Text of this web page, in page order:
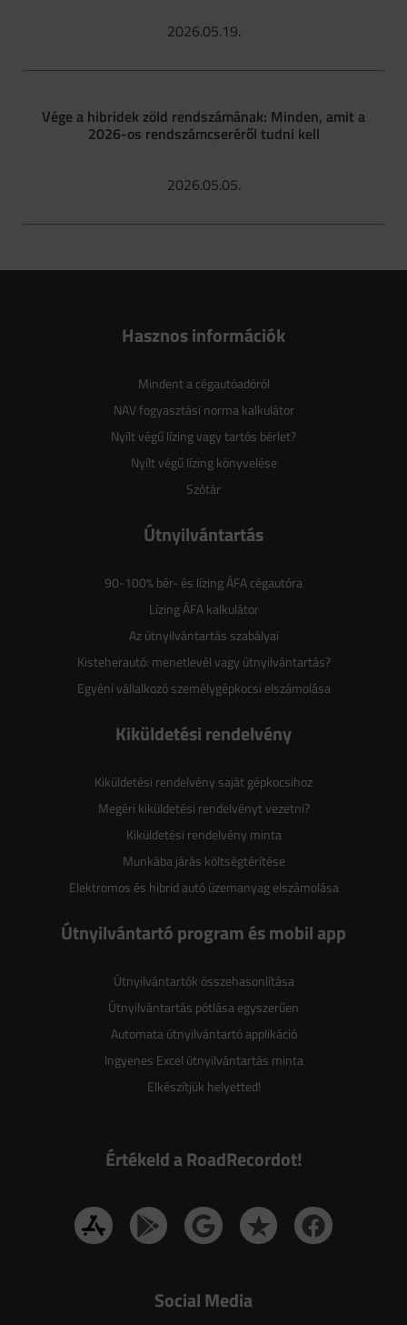
2026.05.19.
Vége a hibridek zöld rendszámának: Minden, amit a
2026-os rendszámcseréről tudni kell
2026.05.05.
Hasznos információk
Mindent a cégautóadóról
NAV fogyasztási norma kalkulátor
Nyílt végű lízing vagy tartós bérlet?
Nyílt végű lízing könyvelése
Szótár
Útnyilvántartás
90-100% bér- és lízing ÁFA cégautóra
Lízing ÁFA kalkulátor
Az útnyilvántartás szabályai
Kisteherautó: menetlevél vagy útnyilvántartás?
Egyéni vállalkozó személygépkocsi elszámolása
Kiküldetési rendelvény
Kiküldetési rendelvény saját gépkocsihoz
Megéri kiküldetési rendelvényt vezetni?
Kiküldetési rendelvény minta
Munkába járás költségtérítése
Elektromos és hibrid autó üzemanyag elszámolása
Útnyilvántartó program és mobil app
Útnyilvántartók összehasonlítása
Útnyilvántartás pótlása egyszerűen
Automata útnyilvántartó applikáció
Ingyenes Excel útnyilvántartás minta
Elkészítjük helyetted!
Értékeld a RoadRecordot!
Social Media